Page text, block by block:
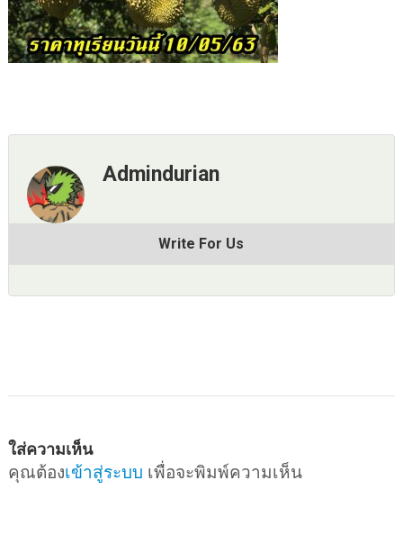
Admindurian
Write For Us
ใส่ความเห็น
คุณต้องเข้าสู่ระบบ เพื่อจะพิมพ์ความเห็น